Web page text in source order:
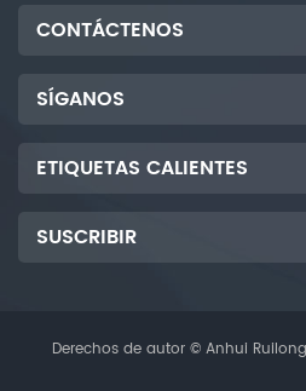
CONTÁCTENOS
SÍGANOS
ETIQUETAS CALIENTES
SUSCRIBIR
Derechos de autor © Anhui